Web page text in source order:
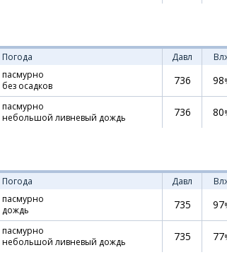
Погода Давл
пасмурно
без осадков
736 98
пасмурно
небольшой ливневый дождь
736 80
Погода Давл
пасмурно
дождь
735 97
пасмурно
небольшой ливневый дождь
735 77